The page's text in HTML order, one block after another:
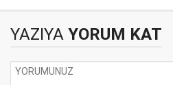
YAZIYA YORUM KAT